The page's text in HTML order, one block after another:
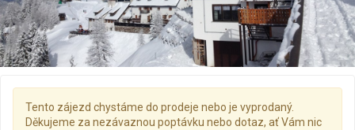
Tento zájezd chystáme do prodeje nebo je vyprodaný.
Děkujeme za nezávaznou poptávku nebo dotaz, ať Vám nic